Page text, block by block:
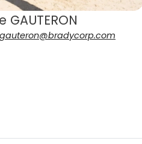
GAUTERON